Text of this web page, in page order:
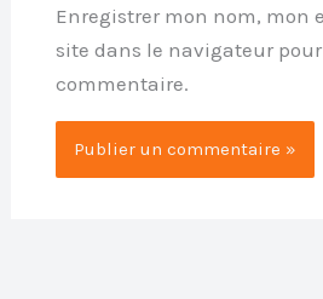
Enregistrer mon nom, mon
site dans le navigateur
commentaire.